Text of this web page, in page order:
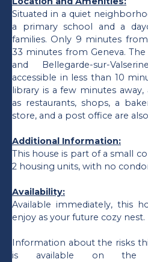
Situated in a quiet
a primary school and a
families. Only 9 minutes
33 minutes from Geneva. The
and Bellegarde-sur-
accessible in less than 10
library is a few minutes
as restaurants, shops, a
store, and a post office are
Additional Information:
This house is part of a small
2 housing units, with no
Availability:
Available immediately, this
enjoy as your future cozy nest.
Information about the risks
is available on the